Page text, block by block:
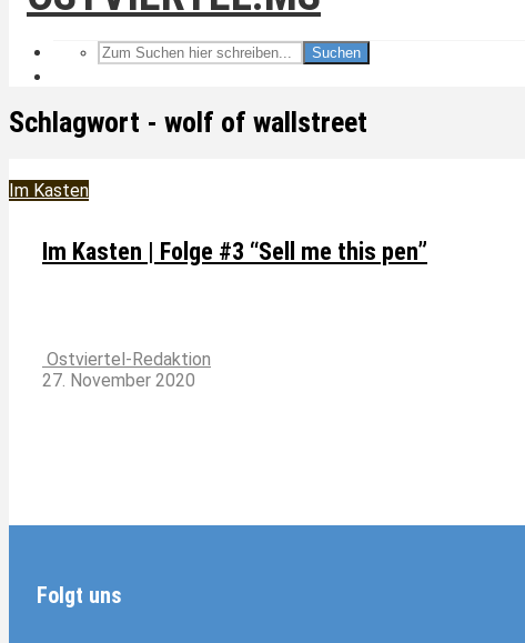
Suchen
Schlagwort - wolf of wallstreet
Im Kasten
Im Kasten | Folge #3 “Sell me this pen”
Ostviertel-Redaktion
27. November 2020
Folgt uns